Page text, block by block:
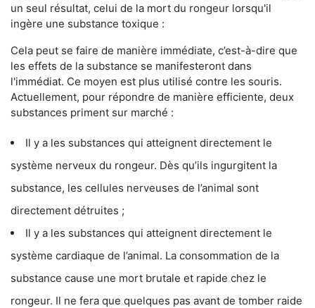
un seul résultat, celui de la mort du rongeur lorsqu'il
ingère une substance toxique :
Cela peut se faire de manière immédiate, c’est-à-dire que
les effets de la substance se manifesteront dans
l'immédiat. Ce moyen est plus utilisé contre les souris.
Actuellement, pour répondre de manière efficiente, deux
substances priment sur marché :
Il y a les substances qui atteignent directement le
système nerveux du rongeur. Dès qu’ils ingurgitent la
substance, les cellules nerveuses de l’animal sont
directement détruites ;
Il y a les substances qui atteignent directement le
système cardiaque de l’animal. La consommation de la
substance cause une mort brutale et rapide chez le
rongeur. Il ne fera que quelques pas avant de tomber raide